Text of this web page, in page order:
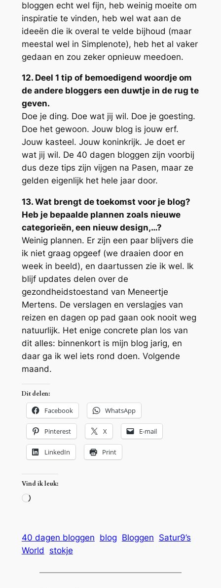
bloggen echt wel fijn, heb weinig moeite om
inspiratie te vinden, heb wel wat aan de
ideeën die ik overal te velde bijhoud (maar
meestal wel in Simplenote), heb het al vaker
gedaan en zou zeker opnieuw meedoen.
12. Deel 1 tip of bemoedigend woordje om
de andere bloggers een duwtje in de rug te
geven.
Doe je ding. Doe wat jij wil. Doe je goesting.
Doe het gewoon. Jouw blog is jouw erf.
Jouw kasteel. Jouw koninkrijk. Je doet er
wat jij wil. De 40 dagen bloggen zijn voorbij
dus deze tips zijn vijgen na Pasen, maar ze
gelden eigenlijk het hele jaar door.
13. Wat brengt de toekomst voor je blog?
Heb je bepaalde plannen zoals nieuwe
categorieën, een nieuw design,…?
Weinig plannen. Er zijn een paar blijvers die
ik niet graag opgeef (we draaien door en
week in beeld), en daartussen zie ik wel. Ik
blijf updates delen over de
gezondheidstoestand van Meneertje
Mertens. De verslagen en verslagjes van
reizen en dagen op pad gaan ook nooit weg
natuurlijk. Het enige concrete plan los van
dit alles: binnenkort is mijn blog jarig, en
daar ga ik wel iets rond doen. Volgende
maand.
Dit delen:
Facebook WhatsApp
Pinterest X E-mail
LinkedIn Print
Vind ik leuk:
Aan
40 dagen bloggen blog Bloggen Satur9’s
World
stokje